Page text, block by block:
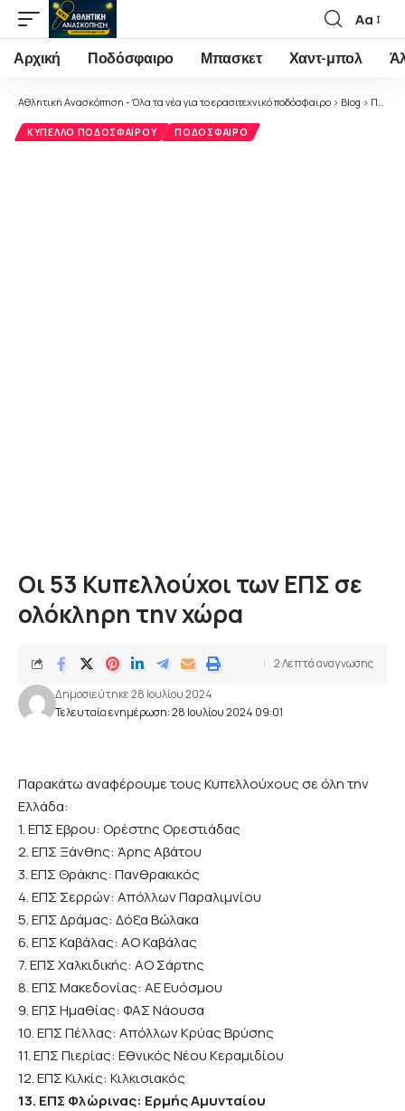
Font
Resizer
Αα
Αρχική Ποδόσφαιρο Μπασκετ Χαντ-μπολ
Αθλητική Ανασκόπηση - Όλα τα νέα για το ερασιτεχνικό ποδόσφαιρο > Blog > Ποδόσφαιρο
ΚΎΠΕΛΛΟ ΠΟΔΟΣΦΑΊΡΟΥ ΠΟΔΌΣΦΑΙΡΟ
Oι 53 Κυπελλούχοι των ΕΠΣ σε
ολόκληρη την χώρα
Τελευταία ενημέρωση: 28 Ιουλίου 2024 09:01
Δημοσιεύτηκε 28 Ιουλίου 2024
2 Λεπτά αναγνωσης
Παρακάτω αναφέρουμε τους Κυπελλούχους σε όλη την
Ελλάδα:
1. ΕΠΣ Εβρου: Ορέστης Ορεστιάδας
2. ΕΠΣ Ξάνθης: Άρης Αβάτου
3. ΕΠΣ Θράκης: Πανθρακικός
4. ΕΠΣ Σερρών: Απόλλων Παραλιµνίου
5. ΕΠΣ Δράμας: Δόξα Βώλακα
6. ΕΠΣ Καβάλας: ΑΟ Καβάλας
7. ΕΠΣ Χαλκιδικής: ΑΟ Σάρτης
8. ΕΠΣ Μακεδονίας: ΑΕ Ευόσμου
9. ΕΠΣ Ημαθίας: ΦΑΣ Νάουσα
10. ΕΠΣ Πέλλας: Απόλλων Κρύας Βρύσης
11. ΕΠΣ Πιερίας: Εθνικός Νέου Κεραµιδίου
12. ΕΠΣ Κιλκίς: Κιλκισιακός
13. ΕΠΣ Φλώρινας: Ερµής Αµυνταίου